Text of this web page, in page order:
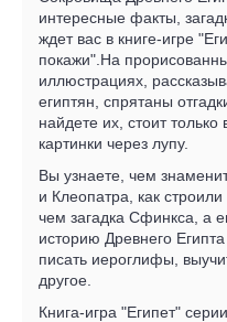
интересные факты,
ждет вас в книге-игре
покажи".На
иллюстрациях,
египтян, спрятаны
найдете их, стоит
картинки через лупу.
Вы узнаете, чем
и Клеопатра, как
чем загадка Сфинкса, а
историю Древнего
писать иероглифы,
другое.
Книга-игра "Египет"